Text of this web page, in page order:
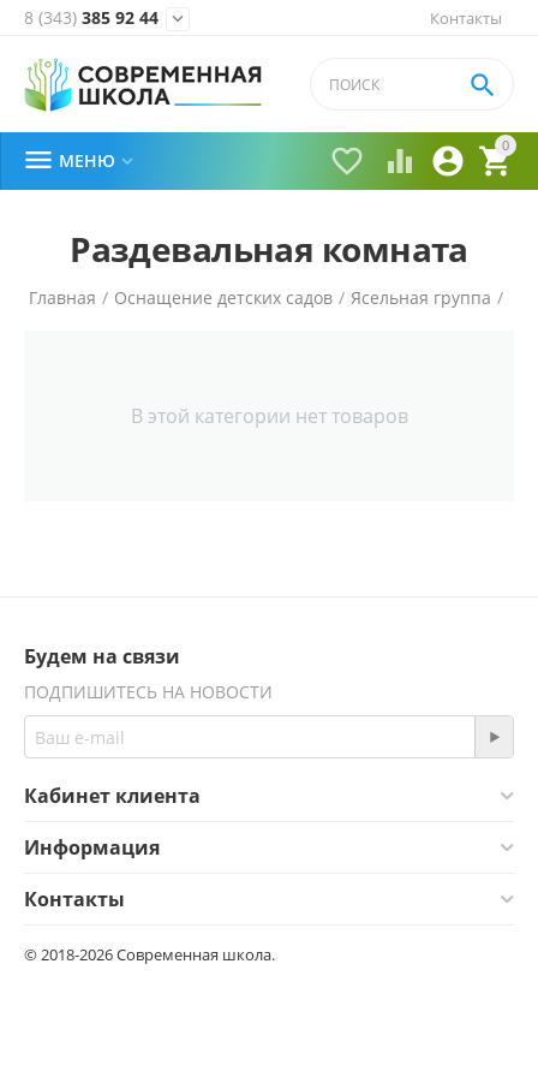
Контакты
8 (343) 385 92 44 
0


 

 МЕНЮ 
Раздевальная комната
Главная / Оснащение детских садов / Ясельная группа /
В этой категории нет товаров
Будем на связи
ПОДПИШИТЕСЬ НА НОВОСТИ
Кабинет клиента
Информация
Контакты
© 2018-2026 Современная школа.